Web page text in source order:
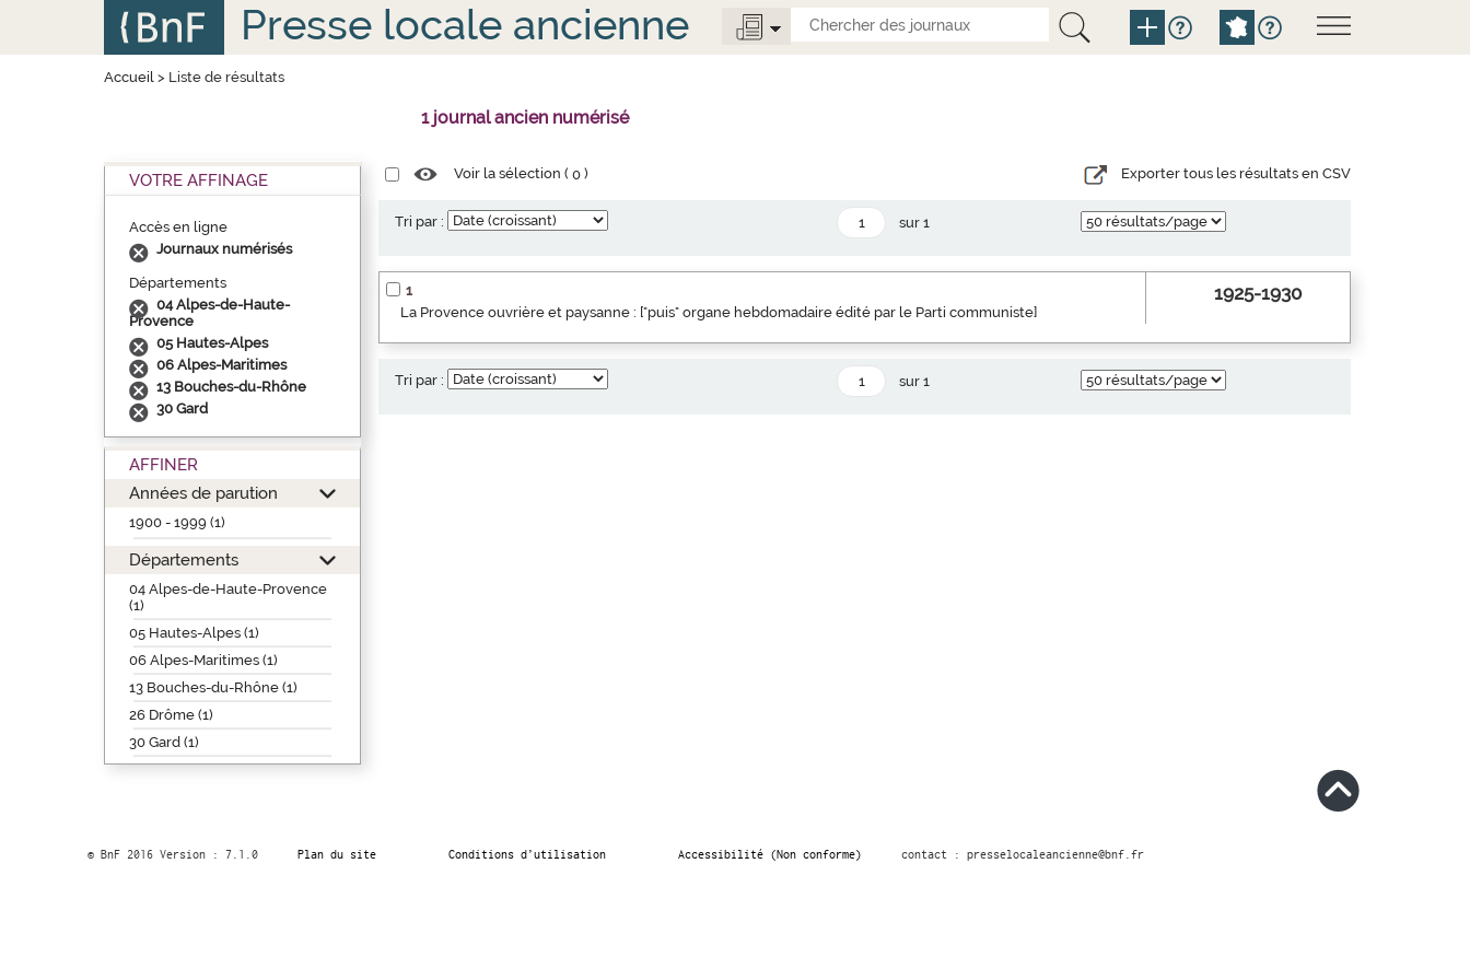
Presse locale ancienne
Accueil> Liste de résultats
1 journal ancien numérisé
VOTRE AFFINAGE
Accès en ligne
Journaux numérisés
Départements
04 Alpes-de-Haute-
Provence
05 Hautes-Alpes
06 Alpes-Maritimes
13 Bouches-du-Rhône
30 Gard
AFFINER
Années de parution
1900 - 1999 (1)
Départements
04 Alpes-de-Haute-Provence
(1)
05 Hautes-Alpes (1)
06 Alpes-Maritimes (1)
13 Bouches-du-Rhône (1)
26 Drôme (1)
30 Gard (1)
Voir la sélection (0 ) Exporter tous les résultats en CSV
Tri par : sur 1
1
La Provence ouvrière et paysanne : ["puis" organe hebdomadaire édité par le Parti communiste]
1925-1930
Tri par : sur 1
© BnF 2016 Version : 7.1.0 Plan du site Conditions d’utilisation Accessibilité (Non conforme) contact : presselocaleancienne@bnf.fr
Panneau de gestion des cookies